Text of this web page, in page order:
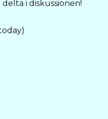
i diskussionen!